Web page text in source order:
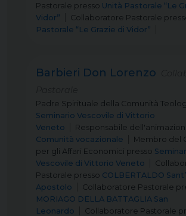
Pastorale presso Unità Pastorale “Le
Vidor”
Collaboratore Pastorale
Pastorale “Le Grazie di Vidor”
Barbieri Don Lorenzo
Padre Spirituale della Comunità
Seminario Vescovile di Vittorio
Veneto
Responsabile
Comunità vocazionale
Membro del
per gli Affari Economici presso
Vescovile di Vittorio Veneto
Pastorale presso COLBERTALDO
Apostolo
Collaboratore Pastorale
MORIAGO DELLA BATTAGLIA San
Leonardo
Collaboratore Pastorale